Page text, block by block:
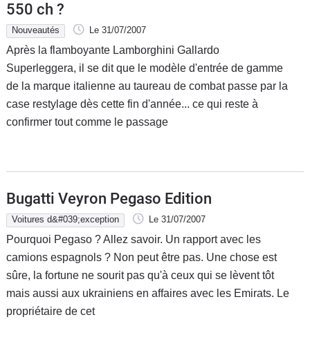
550 ch ?
Nouveautés Le 31/07/2007
Après la flamboyante Lamborghini Gallardo
Superleggera, il se dit que le modèle d'entrée de gamme
de la marque italienne au taureau de combat passe par la
case restylage dès cette fin d'année... ce qui reste à
confirmer tout comme le passage
Bugatti Veyron Pegaso Edition
Voitures d&#039;exception Le 31/07/2007
Pourquoi Pegaso ? Allez savoir. Un rapport avec les
camions espagnols ? Non peut être pas. Une chose est
sûre, la fortune ne sourit pas qu'à ceux qui se lèvent tôt
mais aussi aux ukrainiens en affaires avec les Emirats. Le
propriétaire de cet